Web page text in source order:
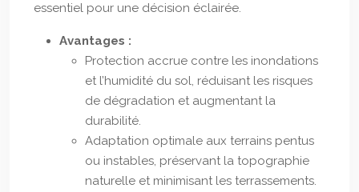
essentiel pour une décision éclairée.
Avantages :
Protection accrue contre les inondations
et l’humidité du sol, réduisant les risques
de dégradation et augmentant la
durabilité.
Adaptation optimale aux terrains pentus
ou instables, préservant la topographie
naturelle et minimisant les terrassements.